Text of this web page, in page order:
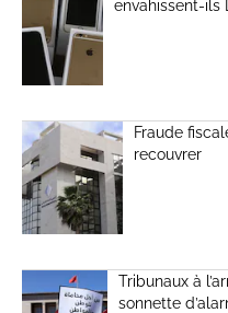
envahissent-ils
Fraude
recouvrer
Tribunaux à
sonnette